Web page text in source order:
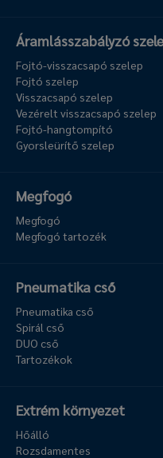
Áramlásszabályzó
Fojtó-visszacsapó szelep
Fojtó szelep
Visszacsapó szelep
Vezérelt visszacsapó szelep
Fojtó-hangtompító
Gyorsleürítő szelep
Megfogó
Megfogó
Megfogó tartozék
Pneumatika cső
Pneumatika cső
Spirál cső
DUO cső
Tartozékok
Extrém környezet
Hőálló
Rozsdamentes